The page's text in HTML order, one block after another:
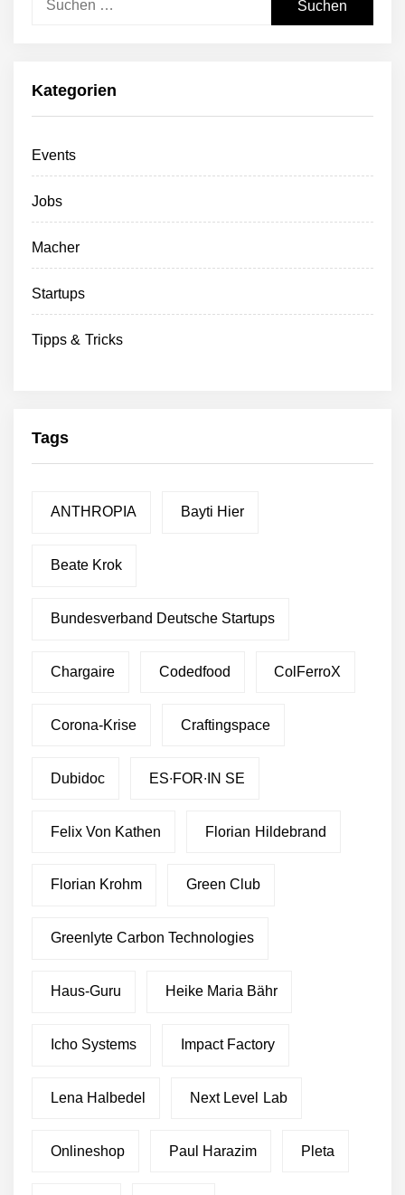
Kategorien
Events
Jobs
Macher
Startups
Tipps & Tricks
Tags
ANTHROPIA Bayti Hier
Beate Krok
Bundesverband Deutsche Startups
Chargaire Codedfood ColFerroX
Corona-Krise Craftingspace
Dubidoc ES∙FOR∙IN SE
Felix Von Kathen Florian Hildebrand
Florian Krohm Green Club
Greenlyte Carbon Technologies
Haus-Guru Heike Maria Bähr
Icho Systems Impact Factory
Lena Halbedel Next Level Lab
Onlineshop Paul Harazim Pleta